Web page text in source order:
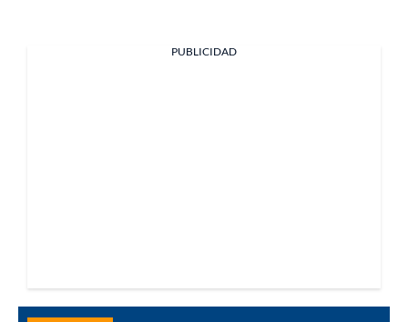
PUBLICIDAD